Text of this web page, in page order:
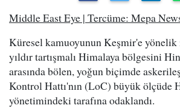
Middle East Eye | Tercüme: Mepa
Küresel kamuoyunun Keşmir'e
yıldır tartışmalı Himalaya bölgesini
arasında bölen, yoğun biçimde
Kontrol Hattı'nın (LoC) büyük ölçüde
yönetimindeki tarafına odaklandı.